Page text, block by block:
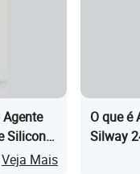
adjuvante mistura aditivos
noniónico , surfactante ,
Silicone
Veja Mais
O que é
Silway